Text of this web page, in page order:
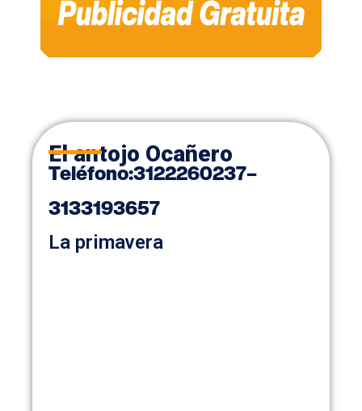
El antojo Ocañero
Teléfono:3122260237–
3133193657
La primavera